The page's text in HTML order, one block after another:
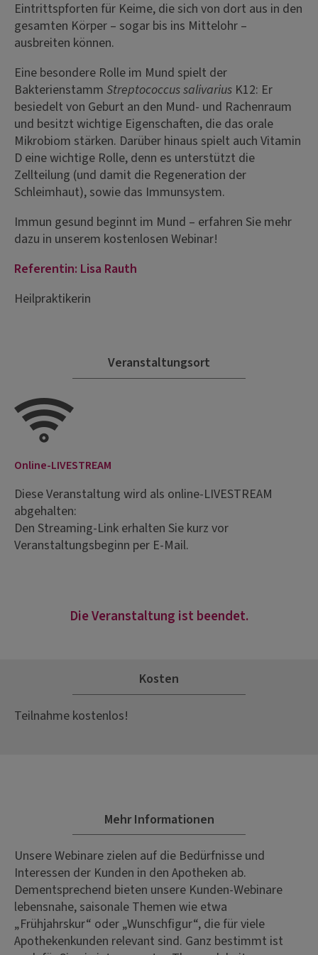
Eintrittspforten für Keime, die sich von dort aus in den
gesamten Körper – sogar bis ins Mittelohr –
ausbreiten können.
Eine besondere Rolle im Mund spielt der
Bakterienstamm Streptococcus salivarius K12: Er
besiedelt von Geburt an den Mund- und Rachenraum
und besitzt wichtige Eigenschaften, die das orale
Mikrobiom stärken. Darüber hinaus spielt auch Vitamin
D eine wichtige Rolle, denn es unterstützt die
Zellteilung (und damit die Regeneration der
Schleimhaut), sowie das Immunsystem.
Immun gesund beginnt im Mund – erfahren Sie mehr
dazu in unserem kostenlosen Webinar!
Referentin: Lisa Rauth
Heilpraktikerin
Veranstaltungsort
Online-LIVESTREAM
Diese Veranstaltung wird als online-LIVESTREAM
abgehalten:
Den Streaming-Link erhalten Sie kurz vor
Veranstaltungsbeginn per E-Mail.
Die Veranstaltung ist beendet.
Kosten
Teilnahme kostenlos!
Mehr Informationen
Unsere Webinare zielen auf die Bedürfnisse und
Interessen der Kunden in den Apotheken ab.
Dementsprechend bieten unsere Kunden-Webinare
lebensnahe, saisonale Themen wie etwa
„Frühjahrskur“ oder „Wunschfigur“, die für viele
Apothekenkunden relevant sind. Ganz bestimmt ist